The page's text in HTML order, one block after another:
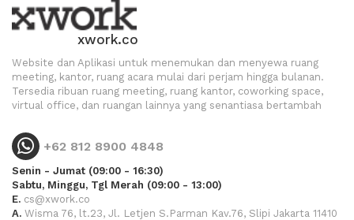
xwork.co
Website dan Aplikasi untuk menemukan dan menyewa ruang
meeting, kantor, ruang acara mulai dari perjam hingga bulanan.
Tersedia ribuan ruang meeting, ruang kantor, coworking space,
virtual office, dan ruangan lainnya yang senantiasa bertambah
+62 812 8900 4848
Senin - Jumat (09:00 - 16:30)
Sabtu, Minggu, Tgl Merah (09:00 - 13:00)
E. cs@xwork.co
A. Wisma 76, lt.23, Jl. Letjen S.Parman Kav.76, Slipi Jakarta 11410